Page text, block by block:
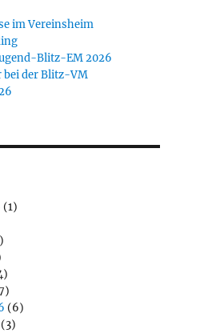
im Vereinsheim
Blitz-EM 2026
bei der Blitz-VM
(1)
(6)
(3)